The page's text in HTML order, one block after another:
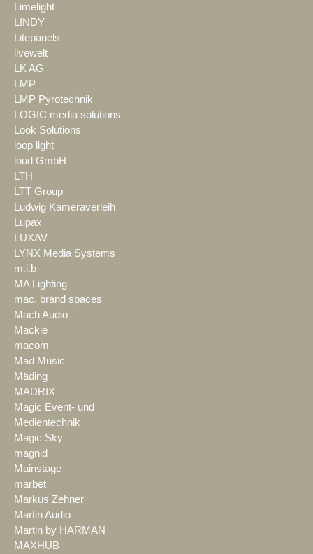
Limelight
LINDY
Litepanels
livewelt
LK AG
LMP
LMP Pyrotechnik
LOGIC media solutions
Look Solutions
loop light
loud GmbH
LTH
LTT Group
Ludwig Kameraverleih
Lupax
LUXAV
LYNX Media Systems
m.i.b
MA Lighting
mac. brand spaces
Mach Audio
Mackie
macom
Mad Music
Mäding
MADRIX
Magic Event- und
Medientechnik
Magic Sky
magnid
Mainstage
marbet
Markus Zehner
Martin Audio
Martin by HARMAN
MAXHUB